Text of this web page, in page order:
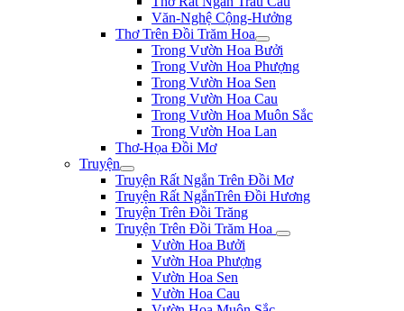
Văn-Nghệ Cộng-Hưởng
Thơ Trên Đồi Trăm Hoa
Trong Vườn Hoa Bưởi
Trong Vườn Hoa Phượng
Trong Vườn Hoa Sen
Trong Vườn Hoa Cau
Trong Vườn Hoa Muôn Sắc
Trong Vườn Hoa Lan
Thơ-Họa Đồi Mơ
Truyện
Truyện Rất Ngắn Trên Đồi Mơ
Truyện Rất NgắnTrên Đồi Hương
Truyện Trên Đồi Trăng
Truyện Trên Đồi Trăm Hoa
Vườn Hoa Bưởi
Vườn Hoa Phượng
Vườn Hoa Sen
Vườn Hoa Cau